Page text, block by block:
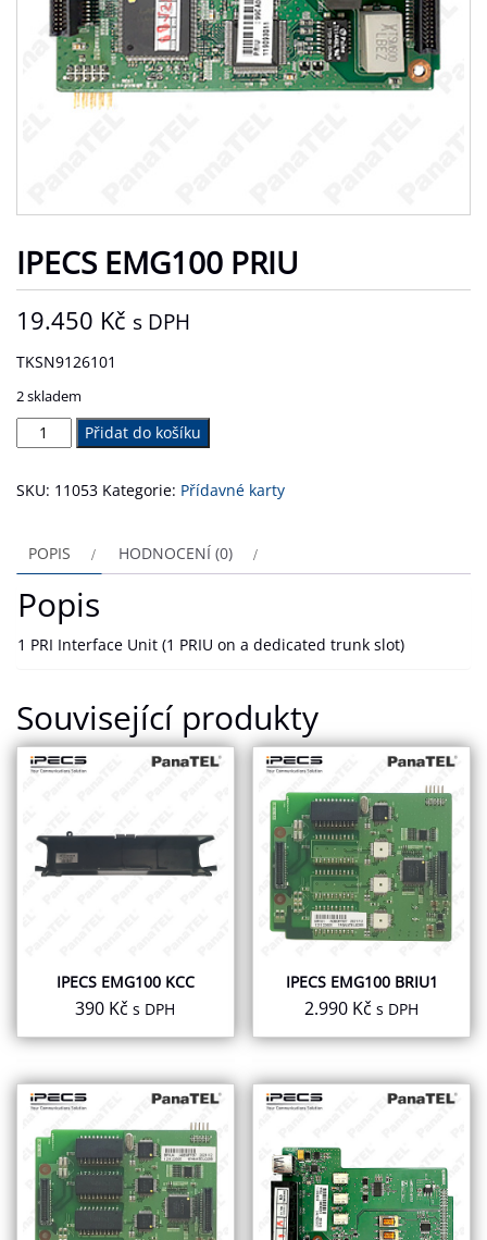
IPECS EMG100 PRIU
19.450 Kč s DPH
TKSN9126101
2 skladem
iPECS
eMG100
množství
Přidat do košíku
SKU: 11053 Kategorie: Přídavné karty
POPIS HODNOCENÍ (0)
Popis
1 PRI Interface Unit (1 PRIU on a dedicated trunk slot)
Související produkty
IPECS EMG100 KCC
390 Kč s DPH
IPECS EMG100 BRIU1
2.990 Kč s DPH